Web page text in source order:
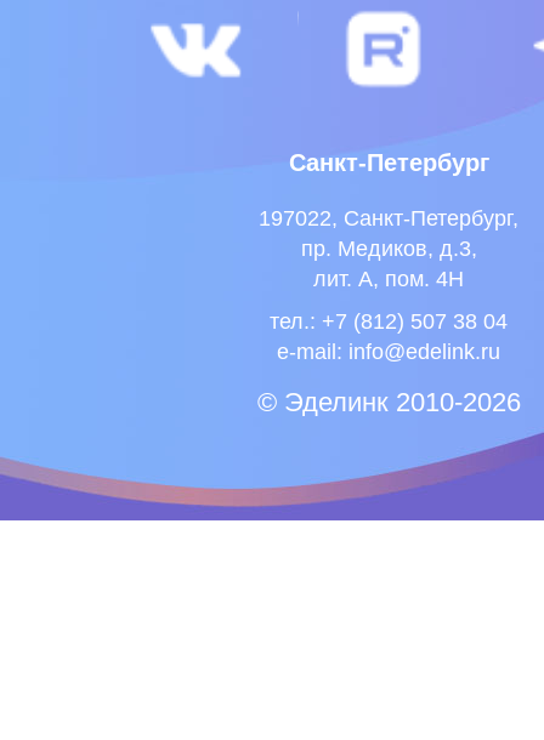
Санкт-Петербург
197022, Санкт-Петербург,
пр. Медиков, д.3,
лит. А, пом. 4Н
тел.: +7 (812) 507 38 04
e-mail: info@edelink.ru
© Эделинк 2010-2026